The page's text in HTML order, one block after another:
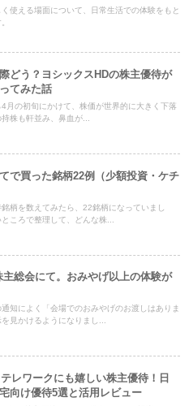
使える場面について、日常生活での体験をもと
どう？ヨシックスHDの株主優待が
てみた話
月の初旬にかけて、株価が世界的に大きく下落
株も軒並み、鼻血が...
で買った銘柄22例（少額投資・ケチ
柄を数えてみたら、22銘柄になっていまし
ころで整理して、どんな株...
主総会にて。おみやげ以上の体験が
知によく「会場でのおみやげのお渡しはありま
見かけるようになりまし...
テレワークにも嬉しい株主優待！日
向け優待5選と活用レビュー